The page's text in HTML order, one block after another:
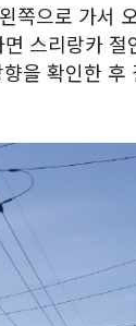
쪽으로 가서
스리랑카 절
을 확인한 후